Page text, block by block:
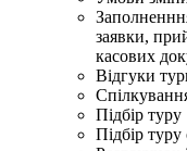
заявки,
касових
Відгуки
Підбір туру
Підбір